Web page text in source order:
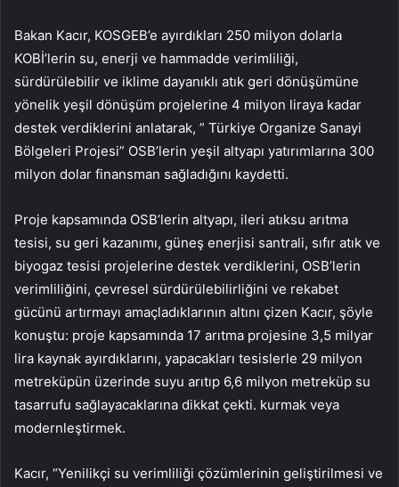
Bakan Kacır, KOSGEB’e ayırdıkları 250 milyon dolarla
KOBİ’lerin su, enerji ve hammadde verimliliği,
sürdürülebilir ve iklime dayanıklı atık geri dönüşümüne
yönelik yeşil dönüşüm projelerine 4 milyon liraya kadar
destek verdiklerini anlatarak, ” Türkiye Organize Sanayi
Bölgeleri Projesi” OSB’lerin yeşil altyapı yatırımlarına 300
milyon dolar finansman sağladığını kaydetti.
Proje kapsamında OSB’lerin altyapı, ileri atıksu arıtma
tesisi, su geri kazanımı, güneş enerjisi santrali, sıfır atık ve
biyogaz tesisi projelerine destek verdiklerini, OSB’lerin
verimliliğini, çevresel sürdürülebilirliğini ve rekabet
gücünü artırmayı amaçladıklarının altını çizen Kacır, şöyle
konuştu: proje kapsamında 17 arıtma projesine 3,5 milyar
lira kaynak ayırdıklarını, yapacakları tesislerle 29 milyon
metreküpün üzerinde suyu arıtıp 6,6 milyon metreküp su
tasarrufu sağlayacaklarına dikkat çekti. kurmak veya
modernleştirmek.
Kacır, “Yenilikçi su verimliliği çözümlerinin geliştirilmesi ve